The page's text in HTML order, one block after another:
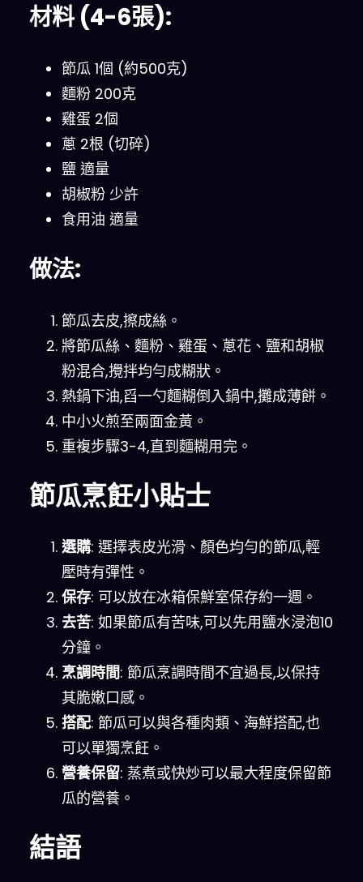
材料 (4-6張):
節瓜 1個 (約500克)
麵粉 200克
雞蛋 2個
蔥 2根 (切碎)
鹽 適量
胡椒粉 少許
食用油 適量
做法:
節瓜去皮,擦成絲。
將節瓜絲、麵粉、雞蛋、蔥花、鹽和胡椒
粉混合,攪拌均勻成糊狀。
熱鍋下油,舀一勺麵糊倒入鍋中,攤成薄餅。
中小火煎至兩面金黃。
重複步驟3-4,直到麵糊用完。
節瓜烹飪小貼士
選購: 選擇表皮光滑、顏色均勻的節瓜,輕
壓時有彈性。
保存: 可以放在冰箱保鮮室保存約一週。
去苦: 如果節瓜有苦味,可以先用鹽水浸泡10
分鐘。
烹調時間: 節瓜烹調時間不宜過長,以保持
其脆嫩口感。
搭配: 節瓜可以與各種肉類、海鮮搭配,也
可以單獨烹飪。
營養保留: 蒸煮或快炒可以最大程度保留節
瓜的營養。
結語